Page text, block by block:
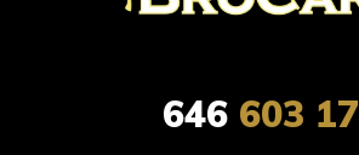
646 603